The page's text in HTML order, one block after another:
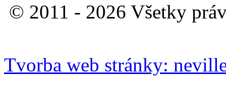
© 2011 - 2026 Všetky
Tvorba web stránky: